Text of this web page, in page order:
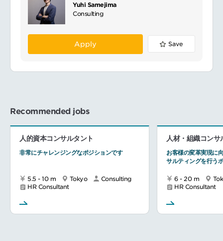
Yuhi Samejima
Consulting
Apply Save
Recommended jobs
人的資本コンサルタント
非常にチャレンジングなポジションです
5.5 - 10 m Tokyo
Consulting
HR Consultant
人材・組織コンサ
お客様の変革実現に
サルティングを行う
6 - 20 m
HR Consultant